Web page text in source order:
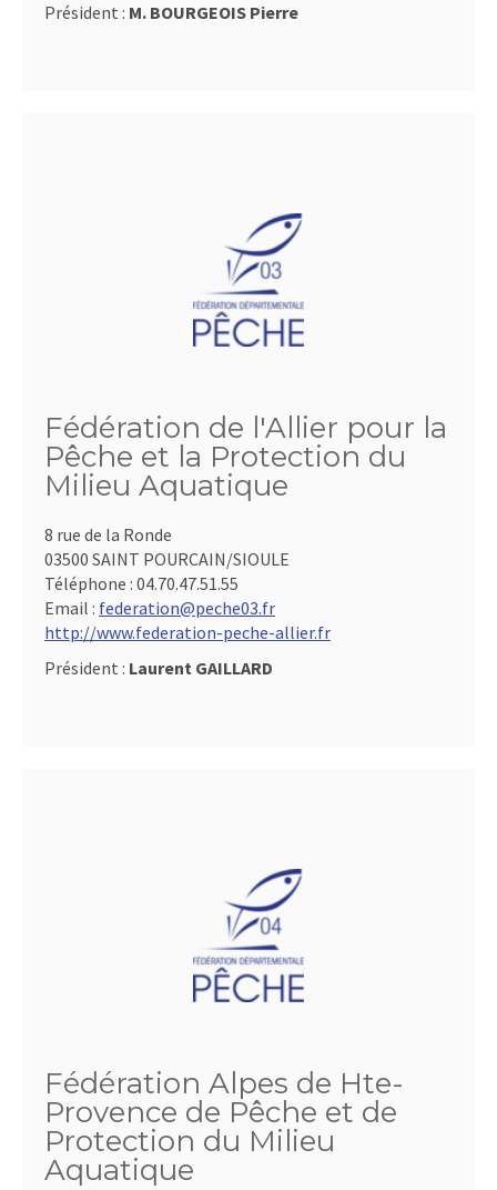
Président : M. BOURGEOIS Pierre
Fédération de l'Allier pour la
Pêche et la Protection du
Milieu Aquatique
8 rue de la Ronde
03500 SAINT POURCAIN/SIOULE
Téléphone : 04.70.47.51.55
Email : federation@peche03.fr
http://www.federation-peche-allier.fr
Président : Laurent GAILLARD
Fédération Alpes de Hte-
Provence de Pêche et de
Protection du Milieu
Aquatique